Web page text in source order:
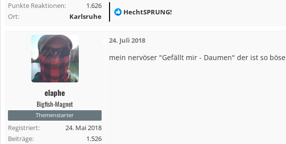
Punkte Reaktionen
1.626
Ort
Karlsruhe
R
k
t
HechtSPRUNG!
elaphe
Bigfish-Magnet
Themenstarter
Registriert
24. Mai 2018
Beiträge
1.526
24. Juli 2018
mein nervöser "Gefällt mir - Daumen" der ist so böse